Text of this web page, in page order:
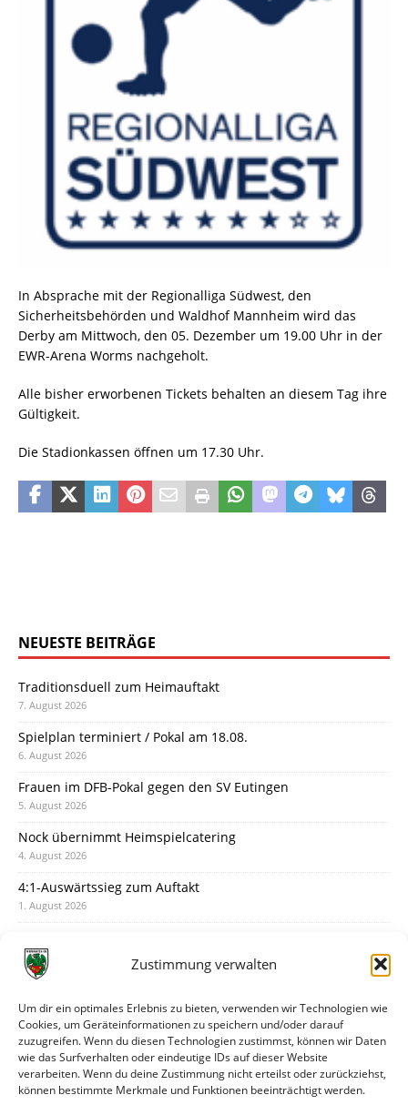
Zustimmung verwalten
Um dir ein optimales Erlebnis zu bieten, verwenden wir Technologien wie
Cookies, um Geräteinformationen zu speichern und/oder darauf
zuzugreifen. Wenn du diesen Technologien zustimmst, können wir Daten
wie das Surfverhalten oder eindeutige IDs auf dieser Website
verarbeiten. Wenn du deine Zustimmung nicht erteilst oder zurückziehst,
können bestimmte Merkmale und Funktionen beeinträchtigt werden.
In Absprache mit der Regionalliga Südwest, den
Sicherheitsbehörden und Waldhof Mannheim wird das
Derby am Mittwoch, den 05. Dezember um 19.00 Uhr in der
EWR-Arena Worms nachgeholt.
Alle bisher erworbenen Tickets behalten an diesem Tag ihre
Gültigkeit.
Die Stadionkassen öffnen um 17.30 Uhr.
NEUESTE BEITRÄGE
Traditionsduell zum Heimauftakt
7. August 2026
Spielplan terminiert / Pokal am 18.08.
6. August 2026
Frauen im DFB-Pokal gegen den SV Eutingen
5. August 2026
Nock übernimmt Heimspielcatering
4. August 2026
4:1-Auswärtssieg zum Auftakt
1. August 2026
31. Juli 2026
30. Juli 2026
Deine Spielminute: 89+1
28. Juli 2026
Neuer Rückensponsor